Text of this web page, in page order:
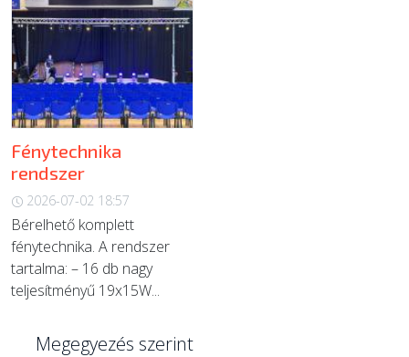
Fénytechnika
rendszer
2026-07-02 18:57
Bérelhető komplett
fénytechnika. A rendszer
tartalma: – 16 db nagy
teljesítményű 19x15W...
Megegyezés szerint